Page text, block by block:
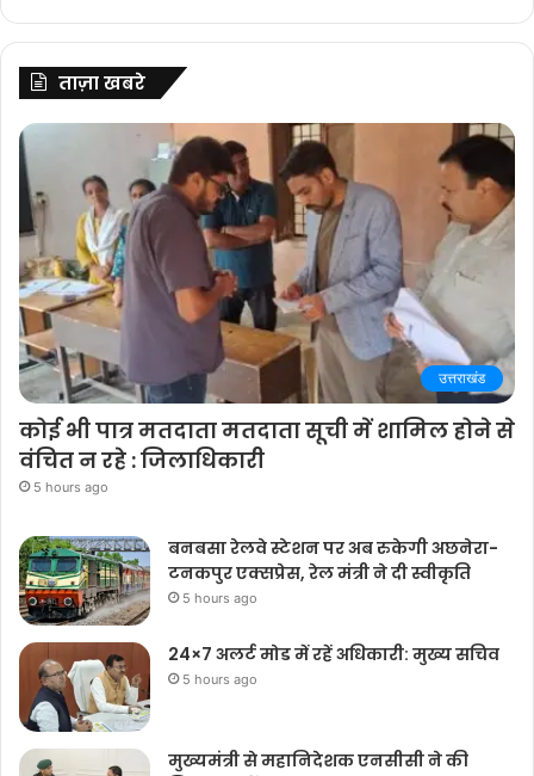
ताज़ा खबरे
उत्तराखंड
कोई भी पात्र मतदाता मतदाता सूची में शामिल होने से
वंचित न रहे : जिलाधिकारी
5 hours ago
बनबसा रेलवे स्टेशन पर अब रुकेगी अछनेरा-
टनकपुर एक्सप्रेस, रेल मंत्री ने दी स्वीकृति
5 hours ago
24×7 अलर्ट मोड में रहें अधिकारी: मुख्य सचिव
5 hours ago
मुख्यमंत्री से महानिदेशक एनसीसी ने की